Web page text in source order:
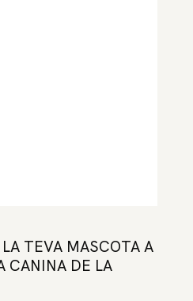
TEVA MASCOTA A
CANINA DE LA